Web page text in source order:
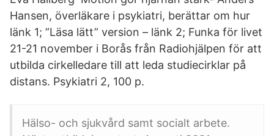
Hansen, överläkare i psykiatri, berättar om hur
länk 1; ”Läsa lätt” version – länk 2; Funka för livet
21-21 november i Borås från Radiohjälpen för att
utbilda cirkelledare till att leda studiecirklar på
distans. Psykiatri 2, 100 p.
Hälso- och sjukvård samt socialt arbete.